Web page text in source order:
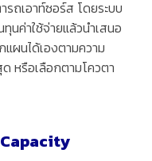
ถเอาท์ซอร์ส โดยระบบ
นค่าใช้จ่ายแล้วนำเสนอ
แผนได้เองตามความ
หรือเลือกตามโควตา